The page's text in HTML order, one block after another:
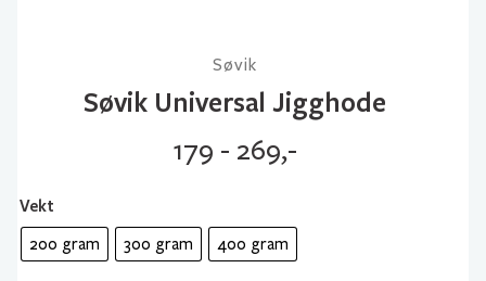
Søvik
Søvik Universal Jigghode
179 - 269,-
Vekt
200 gram 300 gram 400 gram